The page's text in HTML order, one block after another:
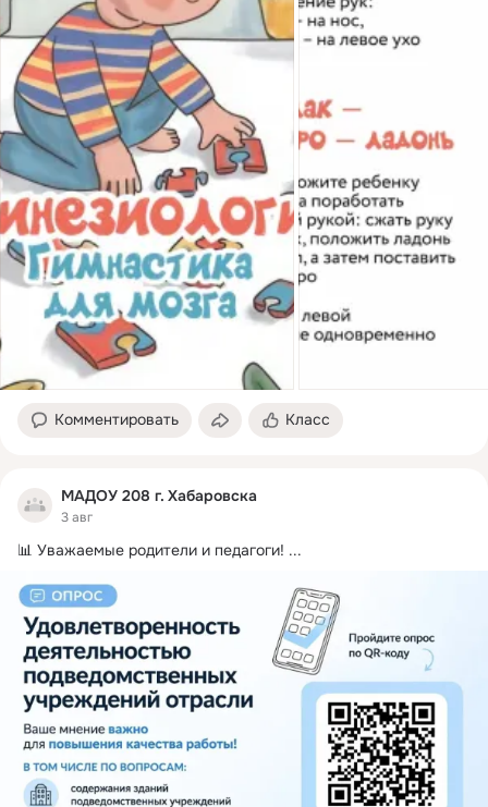
Комментировать Класс
МАДОУ 208 г. Хабаровска
3 авг
📊 Уважаемые родители и педагоги! ...